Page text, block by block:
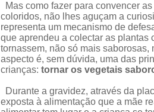
Mas como fazer para convencer
coloridos, não lhes aguçam a
representa um mecanismo de
que aprendeu a colectar as plantas
tornassem, não só mais saborosas,
aspecto é, sem dúvida, uma das
crianças: tornar os vegetais
Durante a gravidez, através da
exposta à alimentação que a mãe